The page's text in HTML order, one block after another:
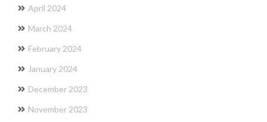
April 2024
March 2024
February 2024
January 2024
December 2023
November 2023